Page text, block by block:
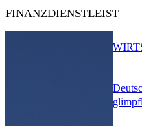
FINANZDIENSTLEIST